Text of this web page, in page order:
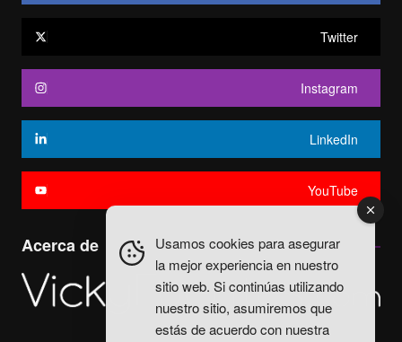
Twitter
Instagram
LinkedIn
YouTube
Acerca de
Usamos cookies para asegurar
la mejor experiencia en nuestro
sitio web. Si continúas utilizando
nuestro sitio, asumiremos que
estás de acuerdo con nuestra